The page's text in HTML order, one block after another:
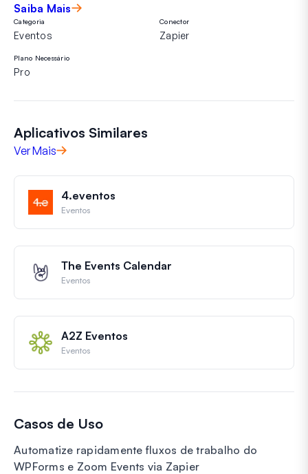
Saiba Mais
Categoria
Eventos
Conector
Zapier
Plano Necessário
Pro
Aplicativos Similares
Ver Mais
4.eventos
Eventos
The Events Calendar
Eventos
A2Z Eventos
Eventos
Casos de Uso
Automatize rapidamente fluxos de trabalho do
WPForms e Zoom Events via Zapier